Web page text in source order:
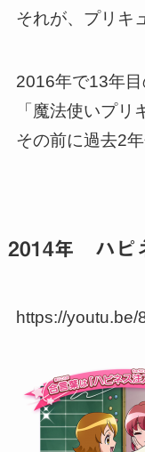
それが、プリキ
2016年で13年
「魔法使いプリ
その前に過去2
2014年 ハピ
https://